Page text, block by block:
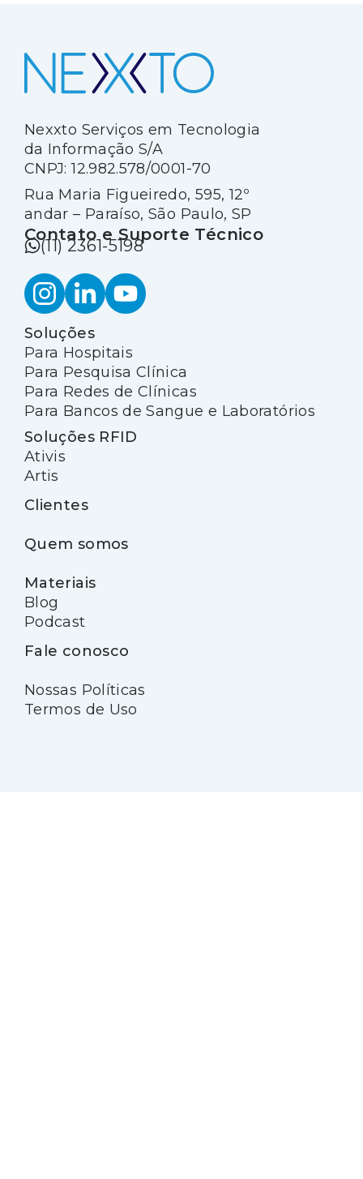
Nexxto Serviços em Tecnologia
da Informação S/A
CNPJ: 12.982.578/0001-70
Rua Maria Figueiredo, 595, 12º
andar – Paraíso, São Paulo, SP
Contato e Suporte Técnico
(11) 2361-5198
Soluções
Para Hospitais
Para Pesquisa Clínica
Para Redes de Clínicas
Para Bancos de Sangue e Laboratórios
Soluções RFID
Ativis
Artis
Clientes
Quem somos
Materiais
Blog
Podcast
Fale conosco
Nossas Políticas
Termos de Uso